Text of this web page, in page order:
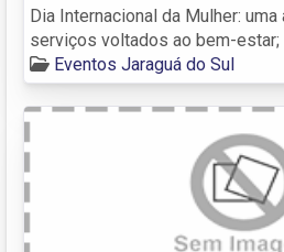
Dia Internacional da Mulher:
serviços voltados ao bem-estar;
Eventos Jaraguá do Sul